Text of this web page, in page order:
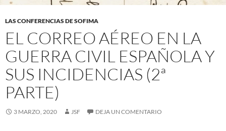
LAS CONFERENCIAS DE SOFIMA
EL CORREO AÉREO EN LA
GUERRA CIVIL ESPAÑOLA Y
SUS INCIDENCIAS (2ª
PARTE)
3 MARZO, 2020 JSF DEJA UN COMENTARIO